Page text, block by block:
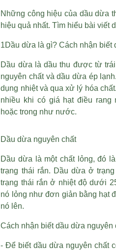
Những công hiệu của dầu dừa
hiệu quả nhất. Tìm hiểu bài viết
1Dầu dừa là gì? Cách nhận biết
Dầu dừa là dầu thu được từ
nguyên chất và dầu dừa ép
dụng nhiệt và qua xử lý hóa
nhiều khi có giá hạt điều rang
hoặc trong như nước.
Dầu dừa nguyên chất
Dầu dừa là một chất lỏng, đó
trạng thái rắn. Dầu dừa ở
trạng thái rắn ở nhiệt độ dưới
nó lỏng như đơn giản bằng hạt
nó lên.
Cách nhận biết dầu dừa
- Để biết dầu dừa nguyên chất